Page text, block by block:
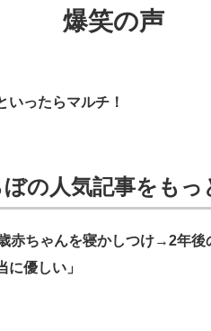
づくり技術者専門サイト
爆笑の声
いったらマルチ！
の人気記事をもっ
赤ちゃんを寝かしつけ→2年
に優しい」